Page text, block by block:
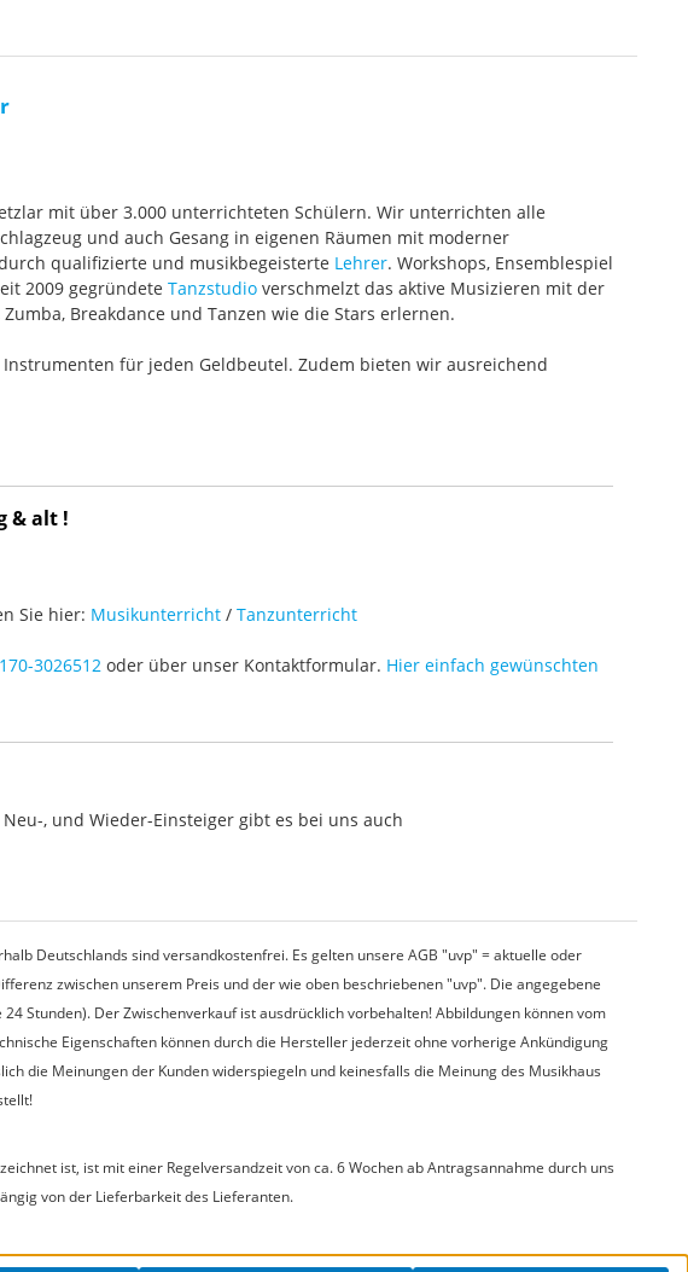
mit über 3.000 unterrichteten Schülern. Wir unterrichten alle
und auch Gesang in eigenen Räumen mit moderner
qualifizierte und musikbegeisterte Lehrer. Workshops, Ensemblespiel
2009 gegründete Tanzstudio verschmelzt das aktive Musizieren mit der
Breakdance und Tanzen wie die Stars erlernen.
für jeden Geldbeutel. Zudem bieten wir ausreichend
& alt !
Sie hier: Musikunterricht / Tanzunterricht
3026512 oder über unser Kontaktformular. Hier einfach gewünschten
, und Wieder-Einsteiger gibt es bei uns auch
Deutschlands sind versandkostenfrei. Es gelten unsere AGB "uvp" = aktuelle oder
zwischen unserem Preis und der wie oben beschriebenen "uvp". Die angegebene
Stunden). Der Zwischenverkauf ist ausdrücklich vorbehalten! Abbildungen können vom
Eigenschaften können durch die Hersteller jederzeit ohne vorherige Ankündigung
die Meinungen der Kunden widerspiegeln und keinesfalls die Meinung des Musikhaus
ist, ist mit einer Regelversandzeit von ca. 6 Wochen ab Antragsannahme durch uns
von der Lieferbarkeit des Lieferanten.